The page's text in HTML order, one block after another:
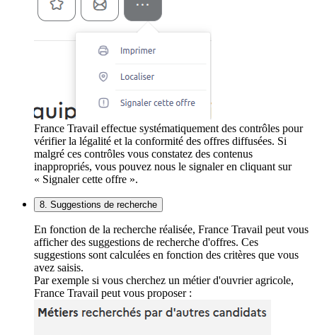
France Travail effectue systématiquement des contrôles pour
vérifier la légalité et la conformité des offres diffusées. Si
malgré ces contrôles vous constatez des contenus
inappropriés, vous pouvez nous le signaler en cliquant sur
« Signaler cette offre ».
8. Suggestions de recherche
En fonction de la recherche réalisée, France Travail peut vous
afficher des suggestions de recherche d'offres. Ces
suggestions sont calculées en fonction des critères que vous
avez saisis.
Par exemple si vous cherchez un métier d'ouvrier agricole,
France Travail peut vous proposer :